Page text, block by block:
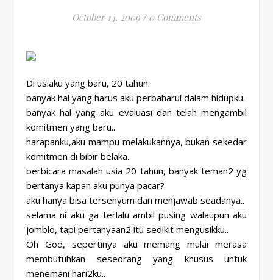
October 14, 2009 / 0 Comments
Di usiaku yang baru, 20 tahun..
banyak hal yang harus aku perbaharui dalam hidupku..
banyak hal yang aku evaluasi dan telah mengambil
komitmen yang baru..
harapanku,aku mampu melakukannya, bukan sekedar
komitmen di bibir belaka..
berbicara masalah usia 20 tahun, banyak teman2 yg
bertanya kapan aku punya pacar?
aku hanya bisa tersenyum dan menjawab seadanya..
selama ni aku ga terlalu ambil pusing walaupun aku
jomblo, tapi pertanyaan2 itu sedikit mengusikku..
Oh God, sepertinya aku memang mulai merasa
membutuhkan seseorang yang khusus untuk
menemani hari2ku..